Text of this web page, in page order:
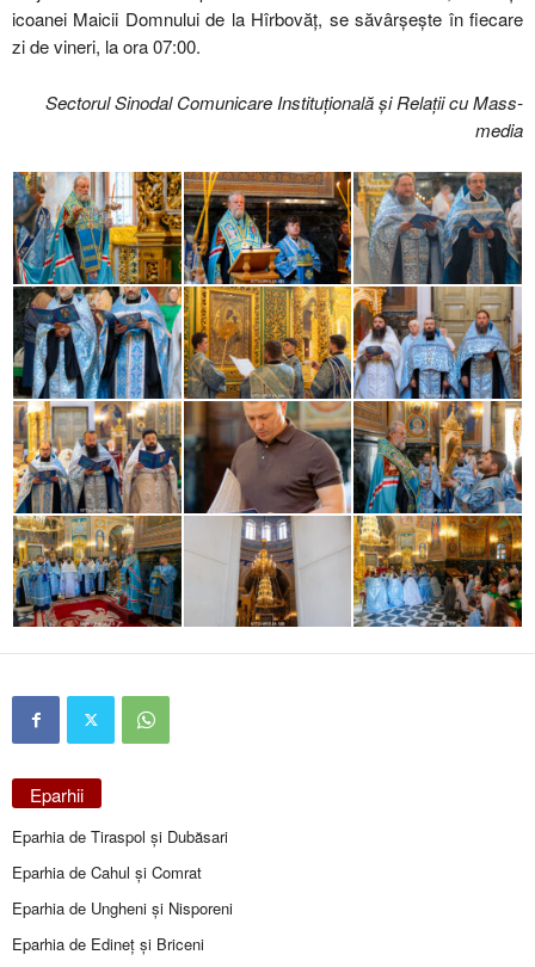
icoanei Maicii Domnului de la Hîrbovăț, se săvârșește în fiecare
zi de vineri, la ora 07:00.
Sectorul Sinodal Comunicare Instituțională și Relații cu Mass-
media
Eparhii
Eparhia de Tiraspol și Dubăsari
Eparhia de Cahul și Comrat
Eparhia de Ungheni și Nisporeni
Eparhia de Edineţ şi Briceni